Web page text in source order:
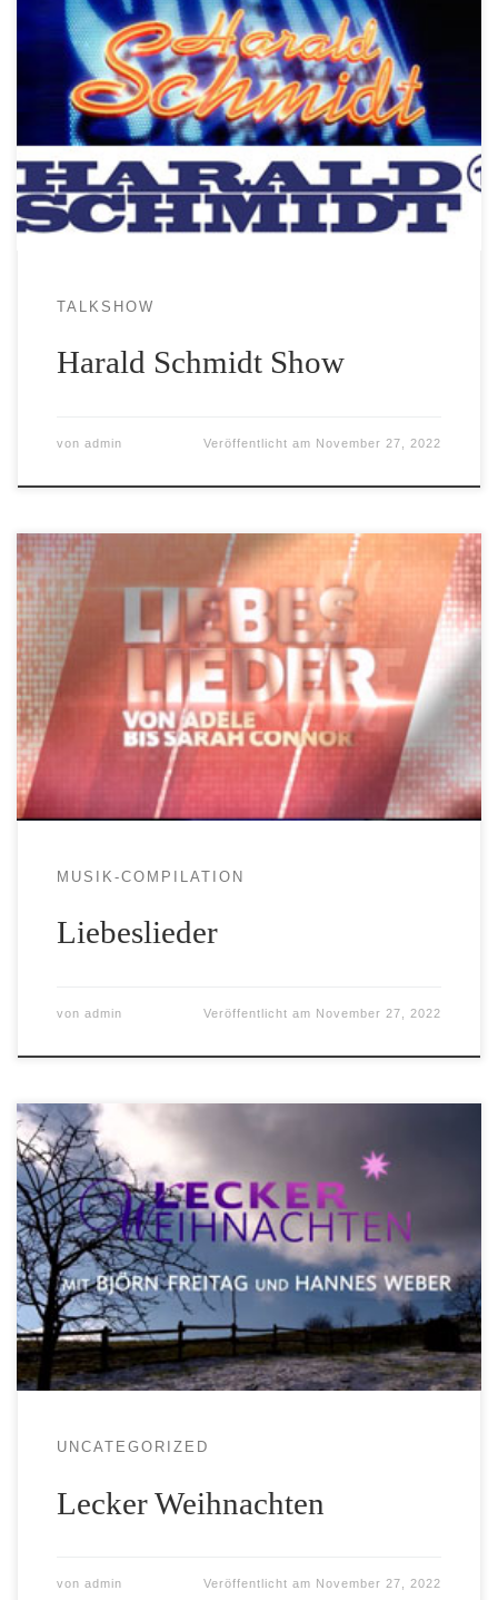
TALKSHOW
Harald Schmidt Show
von admin Veröffentlicht am November 27, 2022
MUSIK-COMPILATION
Liebeslieder
von admin Veröffentlicht am November 27, 2022
UNCATEGORIZED
Lecker Weihnachten
von admin Veröffentlicht am November 27, 2022